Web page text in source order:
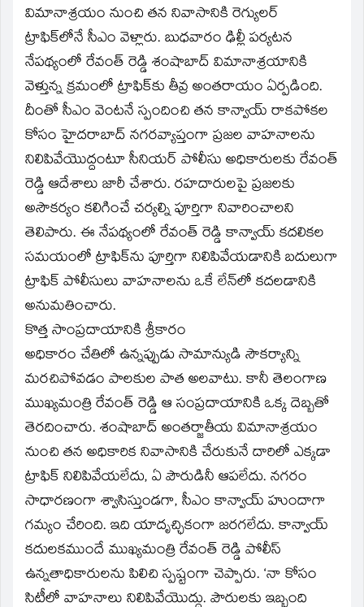
విమానాశ్రయం నుంచి తన నివాసానికి రెగ్యులర్
ట్రాఫిక్‌లోనే సీఎం వెళ్లారు. బుధవారం ఢిల్లీ పర్యటన
నేపథ్యంలో రేవంత్ రెడ్డి శంషాబాద్ విమానాశ్రయానికి
వెళ్తున్న క్రమంలో ట్రాఫిక్‌కు తీవ్ర అంతరాయం ఏర్పడింది.
దీంతో సీఎం వెంటనే స్పందించి తన కాన్వాయ్ రాకపోకల
కోసం హైదరాబాద్ నగరవ్యాప్తంగా ప్రజల వాహనాలను
నిలిపివేయొద్దంటూ సీనియర్ పోలీసు అధికారులకు రేవంత్
రెడ్డి ఆదేశాలు జారీ చేశారు. రహదారులపై ప్రజలకు
అసౌకర్యం కలిగించే చర్యల్ని పూర్తిగా నివారించాలని
తెలిపారు. ఈ నేపథ్యంలో రేవంత్ రెడ్డి కాన్వాయ్ కదలికల
సమయంలో ట్రాఫిక్‌ను పూర్తిగా నిలిపివేయడానికి బదులుగా
ట్రాఫిక్ పోలీసులు వాహనాలను ఒకే లేన్‌లో కదలడానికి
అనుమతించారు.
కొత్త సాంప్రదాయానికి శ్రీకారం
అధికారం చేతిలో ఉన్నప్పుడు సామాన్యుడి సౌకర్యాన్ని
మరచిపోవడం పాలకుల పాత అలవాటు. కానీ తెలంగాణ
ముఖ్యమంత్రి రేవంత్ రెడ్డి ఆ సంప్రదాయానికి ఒక్క దెబ్బతో
తెరదించారు. శంషాబాద్ అంతర్జాతీయ విమానాశ్రయం
నుంచి తన అధికారిక నివాసానికి చేరుకునే దారిలో ఎక్కడా
ట్రాఫిక్ నిలిపివేయలేదు, ఏ పౌరుడినీ ఆపలేదు. నగరం
సాధారణంగా శ్వాసిస్తుండగా, సీఎం కాన్వాయ్ హుందాగా
గమ్యం చేరింది. ఇది యాదృచ్ఛికంగా జరగలేదు. కాన్వాయ్
కదులకముందే ముఖ్యమంత్రి రేవంత్ రెడ్డి పోలీస్
ఉన్నతాధికారులను పిలిచి స్పష్టంగా చెప్పారు. ‘నా కోసం
సిటీలో వాహనాలు నిలిపివేయొద్దు. పౌరులకు ఇబ్బంది